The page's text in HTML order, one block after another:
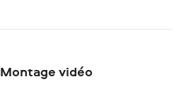
Montage vidéo